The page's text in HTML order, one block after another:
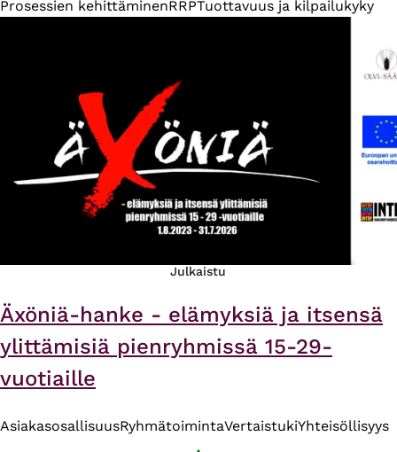
Prosessien kehittäminenRRPTuottavuus ja kilpailukyky
Julkaistu
Äxöniä-hanke - elämyksiä ja itsensä
ylittämisiä pienryhmissä 15-29-
vuotiaille
AsiakasosallisuusRyhmätoimintaVertaistukiYhteisöllisyys